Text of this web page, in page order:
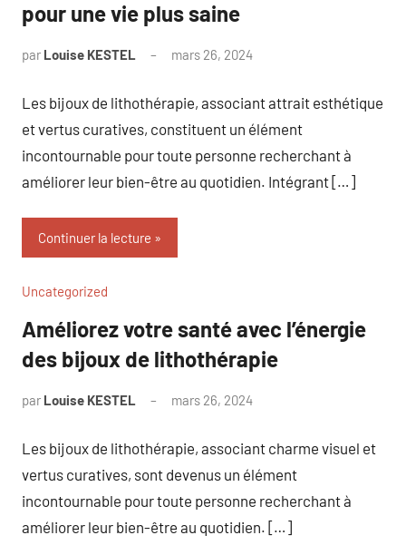
pour une vie plus saine
par Louise KESTEL mars 26, 2024
Les bijoux de lithothérapie, associant attrait esthétique
et vertus curatives, constituent un élément
incontournable pour toute personne recherchant à
améliorer leur bien-être au quotidien. Intégrant […]
Continuer la lecture
Uncategorized
Améliorez votre santé avec l’énergie
des bijoux de lithothérapie
par Louise KESTEL mars 26, 2024
Les bijoux de lithothérapie, associant charme visuel et
vertus curatives, sont devenus un élément
incontournable pour toute personne recherchant à
améliorer leur bien-être au quotidien. […]